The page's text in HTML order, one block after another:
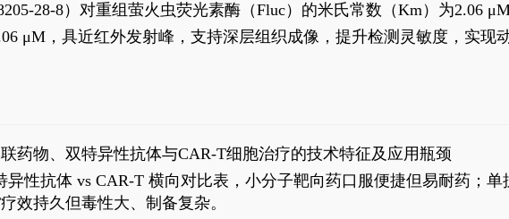
28-8）对重组萤火虫荧光素酶（Fluc）的米氏常数（Km）为2.06
体动物模型中极低给药剂量下的高灵敏度、非侵入式生物发光动态追
μM，具近红外发射峰，支持深层组织成像，提升检测灵敏度，实现
药物、双特异性抗体与CAR-T细胞治疗的技术特征及应用瓶颈
异性抗体 vs CAR-T 横向对比表，小分子靶向药口服便捷但易耐药；
效持久但毒性大、制备复杂。